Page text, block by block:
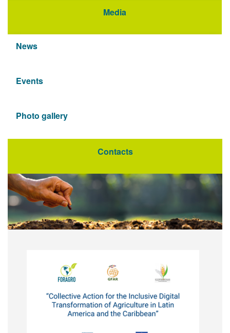
Media
News
Events
Photo gallery
Contacts